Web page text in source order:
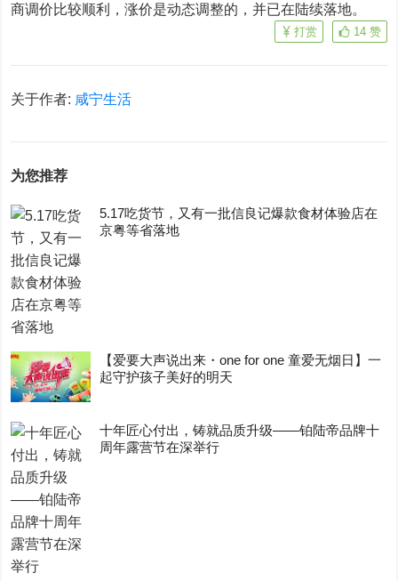
商调价比较顺利，涨价是动态调整的，并已在陆续落地。
14 赞
打赏
关于作者: 咸宁生活
为您推荐
5.17吃货节，又有一批信良记爆款食材体验店在
京粤等省落地
【爱要大声说出来・one for one 童爱无烟日】一
起守护孩子美好的明天
十年匠心付出，铸就品质升级——铂陆帝品牌十
周年露营节在深举行